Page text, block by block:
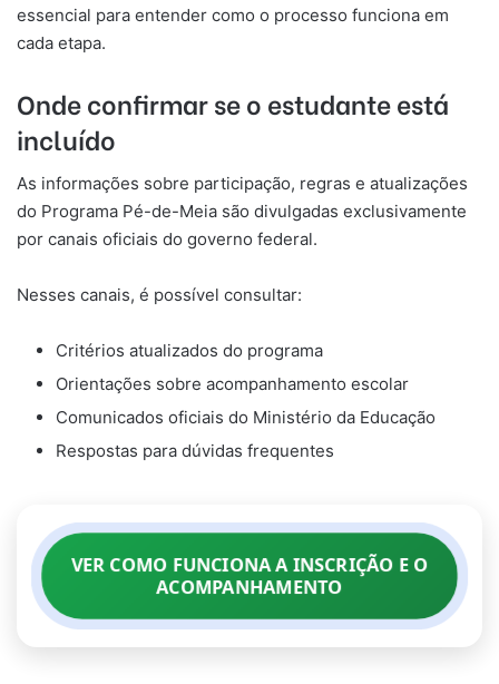
essencial para entender como o processo funciona em
cada etapa.
Onde confirmar se o estudante está
incluído
As informações sobre participação, regras e atualizações
do Programa Pé-de-Meia são divulgadas exclusivamente
por canais oficiais do governo federal.
Nesses canais, é possível consultar:
Critérios atualizados do programa
Orientações sobre acompanhamento escolar
Comunicados oficiais do Ministério da Educação
Respostas para dúvidas frequentes
VER COMO FUNCIONA A INSCRIÇÃO E O
ACOMPANHAMENTO